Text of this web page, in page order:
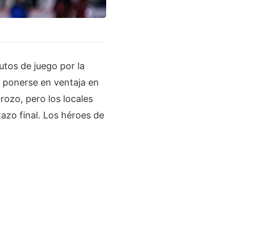
de juego por la
ponerse en ventaja en
pero los locales
final. Los héroes de